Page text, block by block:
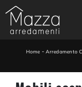
Home -Arredamento